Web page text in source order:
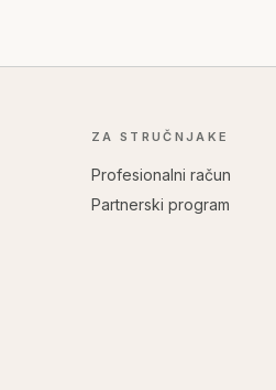
ZA STRUČNJAKE
Profesionalni račun
Partnerski program